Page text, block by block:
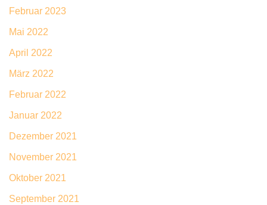
Februar 2023
Mai 2022
April 2022
März 2022
Februar 2022
Januar 2022
Dezember 2021
November 2021
Oktober 2021
September 2021